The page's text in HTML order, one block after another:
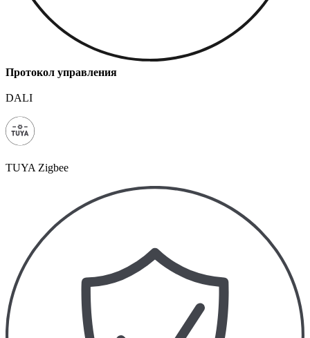
Протокол управления
DALI
TUYA Zigbee